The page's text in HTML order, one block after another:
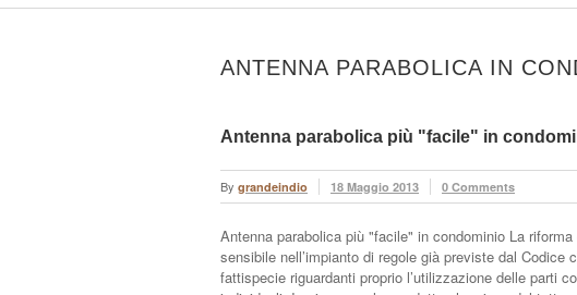
ANTENNA PARABOLICA IN
Antenna parabolica più "facile" in
By grandeindio 18 Maggio 2013 0 Comments
Antenna parabolica più "facile" in condominio La
sensibile nell’impianto di regole già previste dal
fattispecie riguardanti proprio l’utilizzazione delle parti